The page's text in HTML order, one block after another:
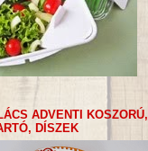
ADVENTI KOSZORÚ,
DÍSZEK